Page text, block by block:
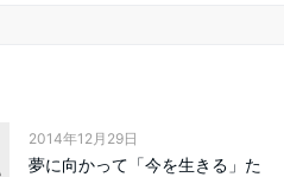
2014年12月29日
夢に向かって「今を生きる」た